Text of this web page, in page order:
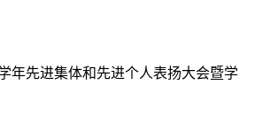
年先进集体和先进个人表扬大会暨学